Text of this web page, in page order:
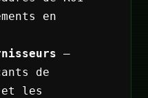
en
—
de
et les